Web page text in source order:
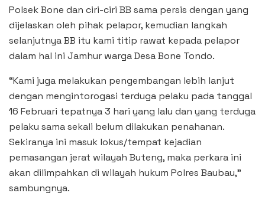
Polsek Bone dan ciri-ciri BB sama persis dengan yang
dijelaskan oleh pihak pelapor, kemudian langkah
selanjutnya BB itu kami titip rawat kepada pelapor
dalam hal ini Jamhur warga Desa Bone Tondo.
“Kami juga melakukan pengembangan lebih lanjut
dengan mengintorogasi terduga pelaku pada tanggal
16 Februari tepatnya 3 hari yang lalu dan yang terduga
pelaku sama sekali belum dilakukan penahanan.
Sekiranya ini masuk lokus/tempat kejadian
pemasangan jerat wilayah Buteng, maka perkara ini
akan dilimpahkan di wilayah hukum Polres Baubau,”
sambungnya.